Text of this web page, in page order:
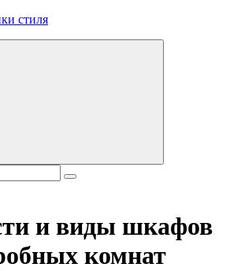
и долголетия. Гламурный журнал
и виды шкафов
комнат